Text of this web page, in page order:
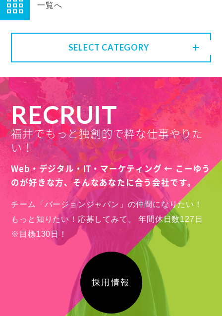
一覧へ
SELECT CATEGORY
RECRUIT
福井でもっと独創的で粋な仕事やりた
い！
Web・デジタル・IT・マーケティング ← こーゆう
のが好きな方、そんなあなたに合う会社です。
チーム「バージョンジャパン」の仲間になりたい！
もっと知りたい！応募してみて。
年間休日数127日
※目標130日！
採用情報